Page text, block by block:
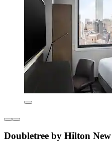
Doubletree by Hilton